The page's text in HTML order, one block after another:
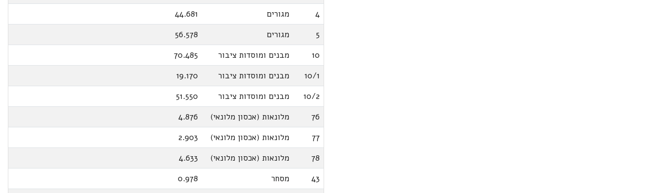
4
מגורים
44.681
5
מגורים
56.578
10
מבנים ומוסדות ציבור
70.485
10/1
מבנים ומוסדות ציבור
19.170
10/2
מבנים ומוסדות ציבור
51.550
76
מלונאות (אכסון מלונאי)
4.876
77
מלונאות (אכסון מלונאי)
2.903
78
מלונאות (אכסון מלונאי)
4.633
43
מסחר
0.978